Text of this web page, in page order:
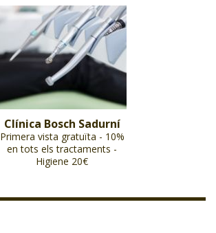
Clínica Bosch Sadurní
Primera vista gratuïta - 10%
en tots els tractaments -
Higiene 20€